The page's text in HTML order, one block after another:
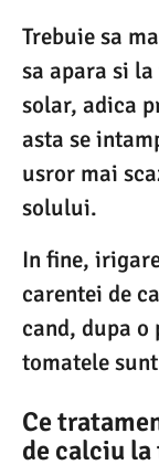
Trebuie sa
sa apara si
solar, adica
asta se
usror mai
solului.
In fine,
carentei de
cand, dupa o
tomatele
Ce
de calciu